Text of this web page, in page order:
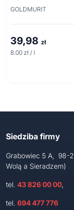
podłogowe i do
GOLDMURIT
39,98 zł
8.00 zł / l
Siedziba firmy
Grabowiec 5 A, 98-
Wolą a Sieradzem)
tel. 43 826 00 00,
tel. 694 477 776